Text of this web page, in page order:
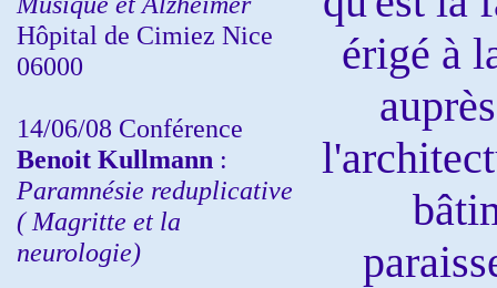
Hôpital de Cimiez Nice
06000
14/06/08 Conférence
Benoit Kullmann :
Paramnésie reduplicative
( Magritte et la
neurologie)
érigé à